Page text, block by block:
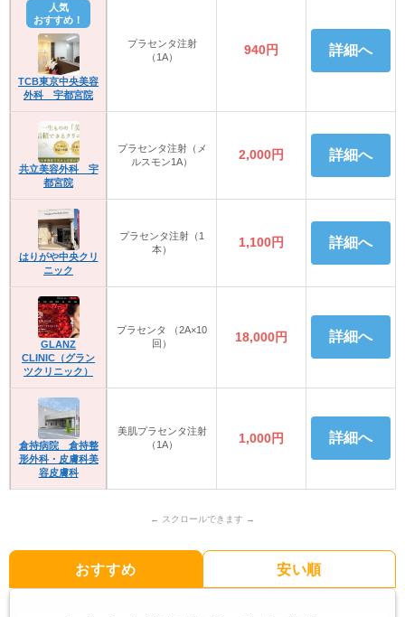
人気
おすすめ！
TCB東京中央美容
外科 宇都宮院
プラセンタ注射
（1A）
940円 詳細へ
共立美容外科 宇
都宮院
プラセンタ注射（メ
ルスモン1A）
2,000円 詳細へ
はりがや中央クリ
ニック
プラセンタ注射（1
本）
1,100円 詳細へ
GLANZ
CLINIC（グラン
ツクリニック）
プラセンタ （2A×10
回）
18,000円 詳細へ
倉持病院 倉持整
形外科・皮膚科美
容皮膚科
美肌プラセンタ注射
（1A）
1,000円 詳細へ
おすすめ 安い順